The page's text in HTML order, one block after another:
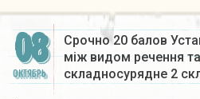
08
ОКТЯБРЬ
Срочно 20 балов
між видом речення
складносурядне 2